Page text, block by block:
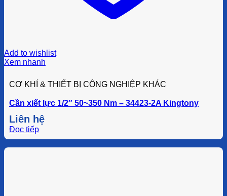
Add to wishlist
Xem nhanh
CƠ KHÍ & THIẾT BỊ CÔNG NGHIỆP KHÁC
Cần xiết lực 1/2″ 50~350 Nm – 34423-2A Kingtony
Liên hệ
Đọc tiếp